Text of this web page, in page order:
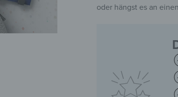
oder hängst es an